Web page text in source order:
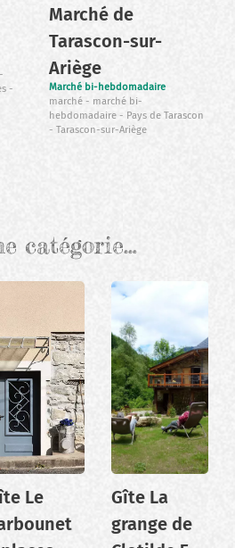
Marché de
Tarascon-sur-
Ariège
Marché bi-hebdomadaire
marché
marché bi-
hebdomadaire
Pays de Tarascon
Tarascon-sur-Ariège
catégorie…
Le
Gîte La
grange de